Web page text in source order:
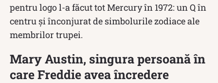
pentru logo l-a făcut tot Mercury în 1972: un Q în
centru și înconjurat de simbolurile zodiace ale
membrilor trupei.
Mary Austin, singura persoană în
care Freddie avea încredere